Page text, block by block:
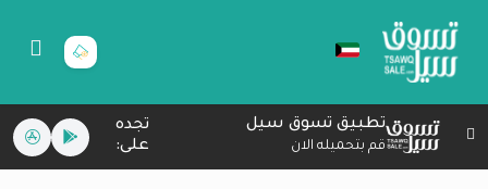
تطبيق تسوق سيل
قم بتحميله الان
تجده
على: